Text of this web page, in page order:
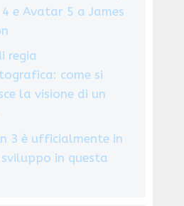
e Avatar 5 a James
regia
come si
la visione di un
3 è ufficialmente in
in questa